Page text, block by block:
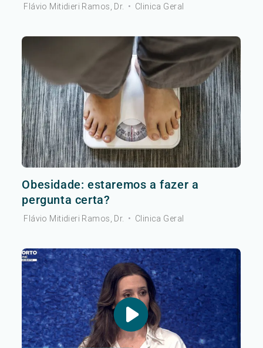
Flávio Mitidieri Ramos, Dr. • Clinica Geral
Obesidade: estaremos a fazer a
pergunta certa?
Flávio Mitidieri Ramos, Dr. • Clinica Geral